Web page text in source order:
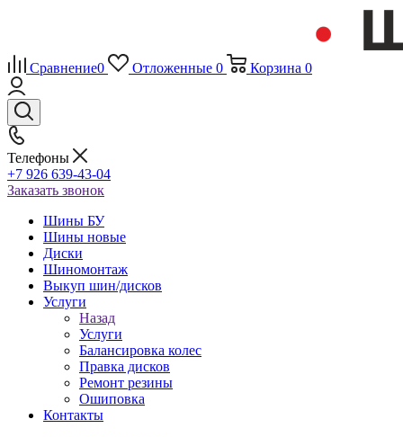
Сравнение0 Отложенные 0 Корзина 0
Телефоны
+7 926 639-43-04
Заказать звонок
Шины БУ
Шины новые
Диски
Шиномонтаж
Выкуп шин/дисков
Услуги
Назад
Услуги
Балансировка колес
Правка дисков
Ремонт резины
Ошиповка
Контакты